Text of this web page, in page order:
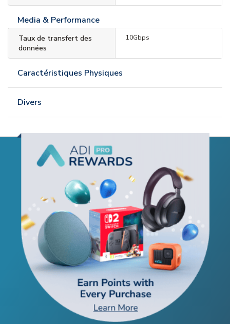
Media & Performance
Taux de transfert des
données
10Gbps
Caractéristiques Physiques
Divers